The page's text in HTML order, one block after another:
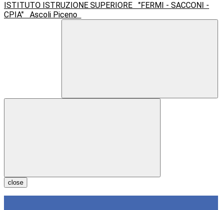
ISTITUTO ISTRUZIONE SUPERIORE
"FERMI - SACCONI -
CPIA"
Ascoli Piceno
close